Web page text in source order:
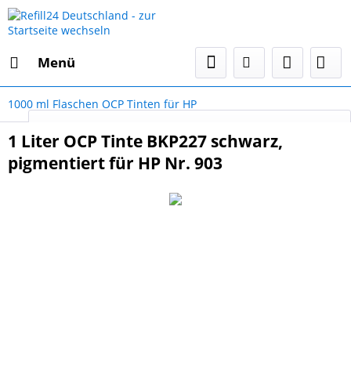
Menü
1000 ml Flaschen OCP Tinten für HP
1 Liter OCP Tinte BKP227 schwarz,
pigmentiert für HP Nr. 903